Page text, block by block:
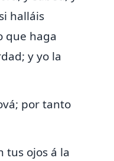
si halláis
que haga
y yo la
por tanto
tus ojos á la